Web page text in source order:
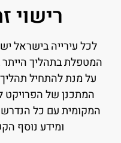
רישוי
לכל עירייה בישראל
המטפלת בתהליך הייתר
על מנת להתחיל
המתכנן של הפרויקט
המקומית עם כל הנדרש
ומידע נוסף